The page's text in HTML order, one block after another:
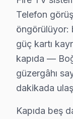
Fatih Sultan
Ferahevler,
Garipçe'de
Garipçe,
Telefon
öngörülüyor:
güç kartı
kapıda —
güzergâhı
dakikada
Kapıda beş